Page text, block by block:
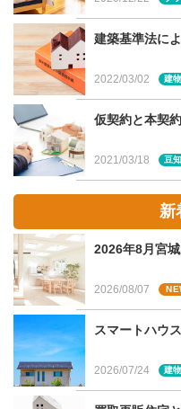
気になる煙も「
薪ストーブ内にある密閉
を燃やして出た煙や燃え
排出する煙の量を大幅に
ます。「二次燃焼」は、
はなく、少ない薪から効
ットもあるのです。
ペレットスト
ペレットストーブとは、
具です。国産のペレット
式(FF式)を採用し、ファ
建築基準法に
2022/03/02 建
仮契約と本契
2021/03/18 豆
新
2026年8月宮
2026/08/07
スマートハウ
2026/07/24 建